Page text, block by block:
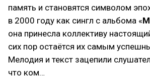
память и становятся символом
в 2000 году как сингл с альбома «
она принесла коллективу
сих пор остаётся их самым
Мелодия и текст зацепили
что ком…